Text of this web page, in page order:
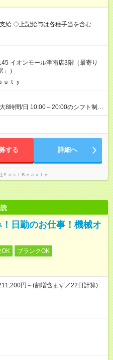
給 ◇上記給与は各種手当を含む ◇毎
与 ・店舗売上や入客人数などに応
を付与 ・ポイントは6ヶ月に一度引
道府県の施行月より適応、入社時
り 詳細は、採用担当へお問い合わ
】試用期間なし
イオンモール津南店3階（最寄り
）
ｕｔｙ
8時間/日 10:00～20:00のシフト制
フトはご希望を伺いながら相談のう
ブルワークOK
する 詳細へ
ＦａｓｔＢｅａｕｔｙ
日勤のお仕事！機械オ
OK
ブランクOK
円～(割増含まず／22日計算)